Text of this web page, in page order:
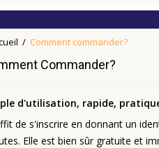
/ Comment commander?
Commander?
d'utilisation, rapide,
de s'inscrire en donnant un
Elle est bien sûr gratuite et